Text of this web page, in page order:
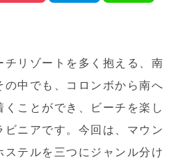
リゾートを多く抱える、南
中でも、コロンボから南へ
ことができ、ビーチを楽し
ニアです。今回は、マウン
ステルを三つにジャンル分け